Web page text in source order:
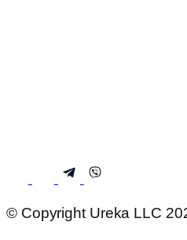
© Copyright Ureka LLC